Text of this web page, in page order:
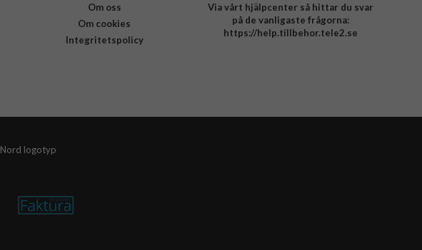
Om oss
Om cookies
Integritetspolicy
Via vårt hjälpcenter så hittar du svar
på de vanligaste frågorna:
https://help.tillbehor.tele2.se